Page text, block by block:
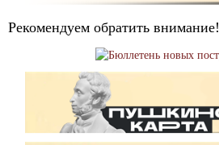
Рекомендуем обратить внимание!